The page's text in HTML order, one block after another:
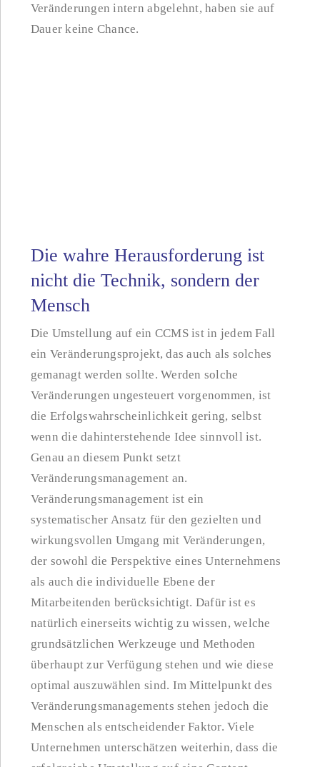
Veränderungen intern abgelehnt, haben sie auf
Dauer keine Chance.
Die wahre Herausforderung ist
nicht die Technik, sondern der
Mensch
Die Umstellung auf ein CCMS ist in jedem Fall
ein Veränderungsprojekt, das auch als solches
gemanagt werden sollte. Werden solche
Veränderungen ungesteuert vorgenommen, ist
die Erfolgswahrscheinlichkeit gering, selbst
wenn die dahinterstehende Idee sinnvoll ist.
Genau an diesem Punkt setzt
Veränderungsmanagement an.
Veränderungsmanagement ist ein
systematischer Ansatz für den gezielten und
wirkungsvollen Umgang mit Veränderungen,
der sowohl die Perspektive eines Unternehmens
als auch die individuelle Ebene der
Mitarbeitenden berücksichtigt. Dafür ist es
natürlich einerseits wichtig zu wissen, welche
grundsätzlichen Werkzeuge und Methoden
überhaupt zur Verfügung stehen und wie diese
optimal auszuwählen sind. Im Mittelpunkt des
Veränderungsmanagements stehen jedoch die
Menschen als entscheidender Faktor. Viele
Unternehmen unterschätzen weiterhin, dass die